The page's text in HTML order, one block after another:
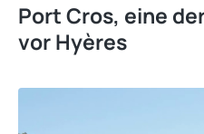
Port Cros, eine
vor Hyères